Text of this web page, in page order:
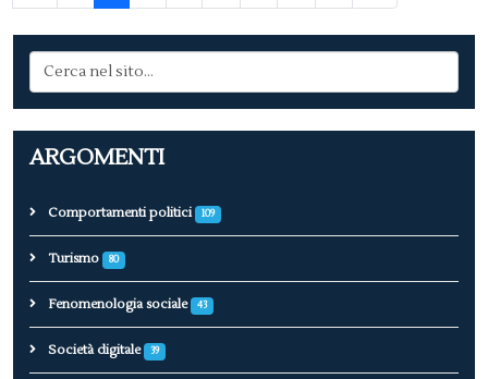
ARGOMENTI
Comportamenti politici 109
Turismo 80
Fenomenologia sociale 43
Società digitale 39